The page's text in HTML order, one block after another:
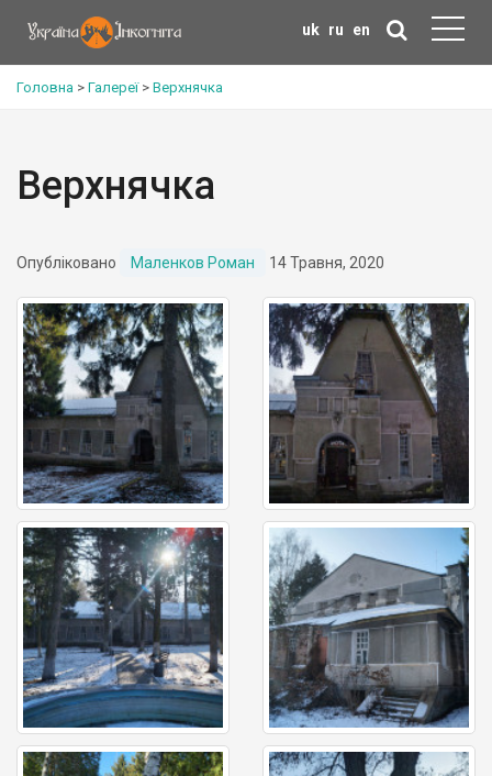
uk ru en
Головна > Галереї> Верхнячка
Верхнячка
Опубліковано Маленков Роман 14 Травня, 2020